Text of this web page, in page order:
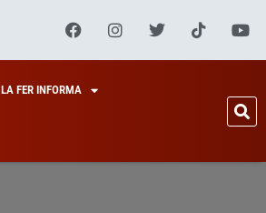
LA FER INFORMA